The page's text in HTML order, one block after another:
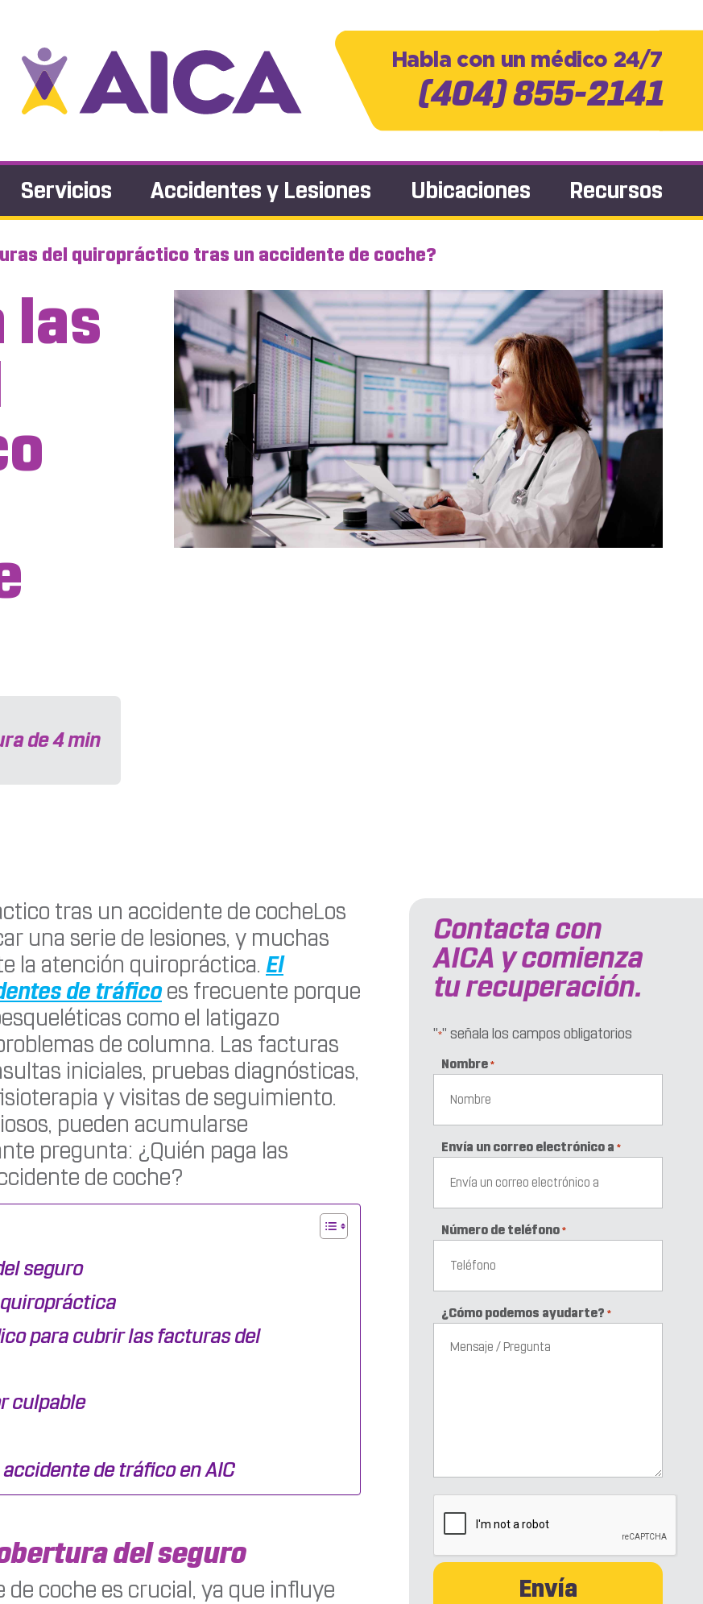
Habla con un médico 24/7
(404) 855-2141
Servicios Accidentes y Lesiones Ubicaciones Recursos
del quiropráctico tras un accidente de coche?
las
de4min
tras un accidente de cocheLos
una serie de lesiones, y muchas
la atención quiropráctica. El
de tráficoes frecuente porque
como el latigazo
de columna. Las facturas
iniciales, pruebas diagnósticas,
y visitas de seguimiento.
pueden acumularse
pregunta: ¿Quién paga las
de coche?
seguro
para cubrir las facturas del
culpable
de tráfico en AIC
del seguro
coche es crucial, ya que influye
Contacta con
AICA y comienza
tu recuperación.
"*" señala los campos obligatorios
Nombre *
Envía un correo electrónico a *
Número de teléfono *
¿Cómo podemos ayudarte? *